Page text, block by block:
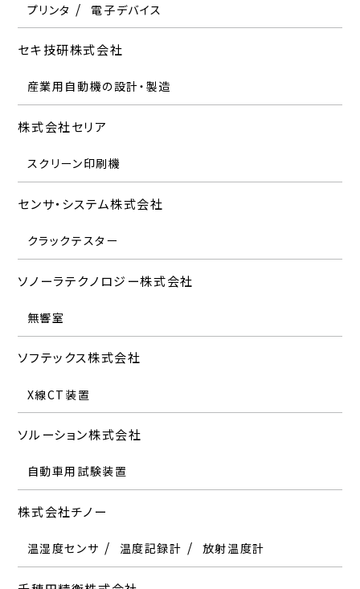
プリンタ 電子デバイス
セキ技研株式会社
産業用自動機の設計・製造
株式会社セリア
スクリーン印刷機
センサ・システム株式会社
クラックテスター
ソノーラテクノロジー株式会社
無響室
ソフテックス株式会社
X線CT装置
ソルーション株式会社
自動車用試験装置
株式会社チノー
温湿度センサ 温度記録計 放射温度計